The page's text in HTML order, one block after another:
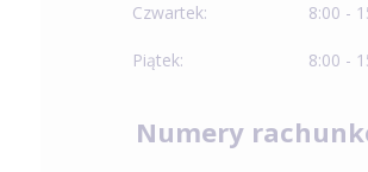
Czwartek: 8:00 -
Piątek: 8:00 -
Numery